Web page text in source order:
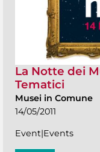
La Notte dei
Tematici
Musei in Comune
14/05/2011
Event|Events